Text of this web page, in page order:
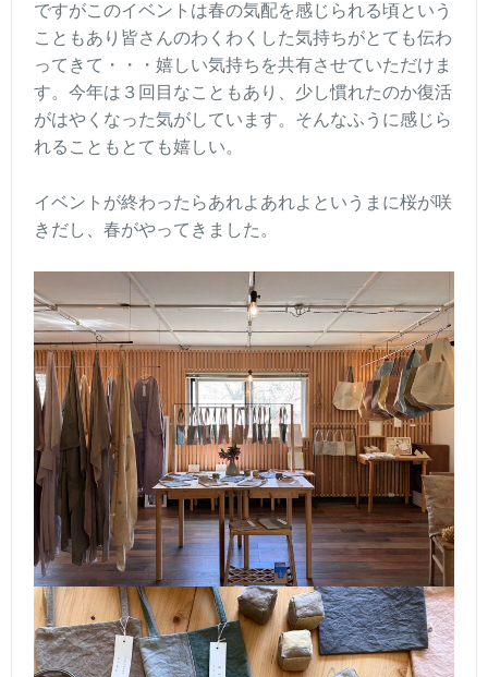
ですがこのイベントは春の気配を感じられる頃という
こともあり皆さんのわくわくした気持ちがとても伝わ
ってきて・・・嬉しい気持ちを共有させていただけま
す。今年は３回目なこともあり、少し慣れたのか復活
がはやくなった気がしています。そんなふうに感じら
れることもとても嬉しい。
イベントが終わったらあれよあれよというまに桜が咲
きだし、春がやってきました。